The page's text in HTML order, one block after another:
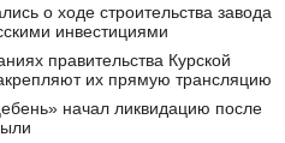
о ходе строительства завода
инвестициями
правительства Курской
их прямую трансляцию
начал ликвидацию после